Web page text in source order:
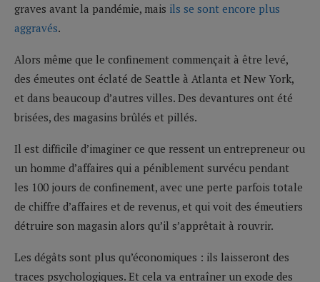
graves avant la pandémie, mais ils se sont encore plus
aggravés.
Alors même que le confinement commençait à être levé,
des émeutes ont éclaté de Seattle à Atlanta et New York,
et dans beaucoup d’autres villes. Des devantures ont été
brisées, des magasins brûlés et pillés.
Il est difficile d’imaginer ce que ressent un entrepreneur ou
un homme d’affaires qui a péniblement survécu pendant
les 100 jours de confinement, avec une perte parfois totale
de chiffre d’affaires et de revenus, et qui voit des émeutiers
détruire son magasin alors qu’il s’apprêtait à rouvrir.
Les dégâts sont plus qu’économiques : ils laisseront des
traces psychologiques. Et cela va entraîner un exode des